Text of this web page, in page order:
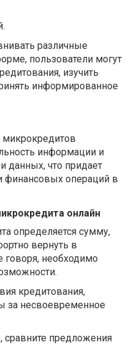
различные
пользователи могут
изучить
информированное
информации и
данных, что придает
финансовых операций в
онлайн
определяется сумму,
вернуть в
необходимо
кредитования,
за несвоевременное
сравните предложения